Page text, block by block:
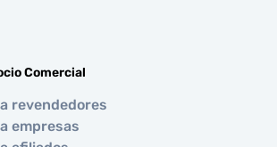
Comercial
revendedores
empresas